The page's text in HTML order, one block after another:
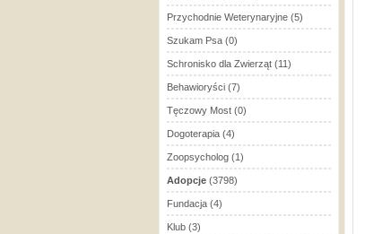
Przychodnie Weterynaryjne (5)
Szukam Psa (0)
Schronisko dla Zwierząt (11)
Behawioryści (7)
Tęczowy Most (0)
Dogoterapia (4)
Zoopsycholog (1)
Adopcje (3798)
Fundacja (4)
Klub (3)